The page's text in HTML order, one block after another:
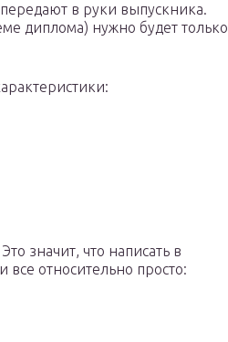
в руки выпускника.
диплома) нужно будет только
значит, что написать в
относительно просто: